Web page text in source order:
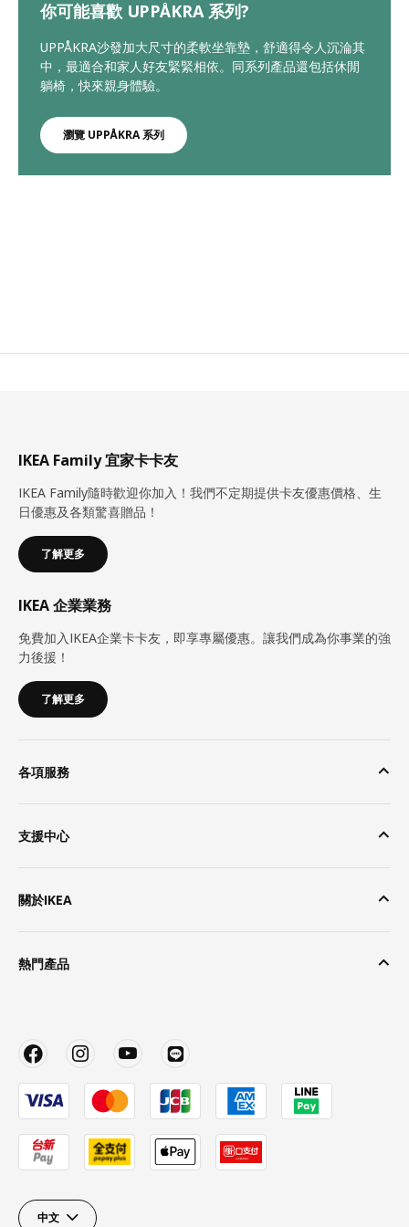
你可能喜歡 UPPÅKRA 系列?
UPPÅKRA沙發加大尺寸的柔軟坐靠墊，舒適得令人沉淪其
中，最適合和家人好友緊緊相依。同系列產品還包括休閒
躺椅，快來親身體驗。
瀏覽 UPPÅKRA 系列
IKEA Family 宜家卡卡友
IKEA Family隨時歡迎你加入！我們不定期提供卡友優惠價格、生
日優惠及各類驚喜贈品！
了解更多
IKEA 企業業務
免費加入IKEA企業卡卡友，即享專屬優惠。讓我們成為你事業的強
力後援！
了解更多
各項服務
支援中心
關於IKEA
熱門產品
中文